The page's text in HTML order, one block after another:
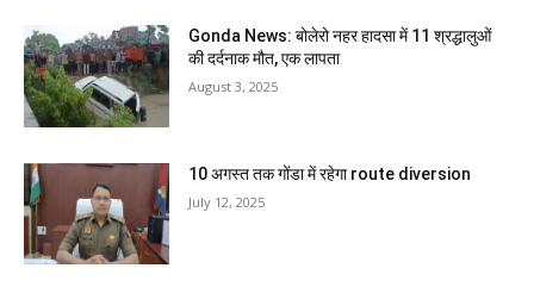
Gonda News: बोलेरो नहर हादसा में 11 श्रद्धालुओं
की दर्दनाक मौत, एक लापता
August 3, 2025
10 अगस्त तक गोंडा में रहेगा route diversion
July 12, 2025